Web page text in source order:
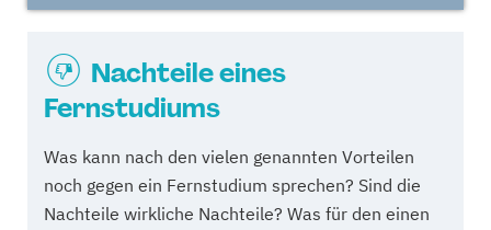
Nachteile eines
Fernstudiums
Was kann nach den vielen genannten Vorteilen
noch gegen ein Fernstudium sprechen? Sind die
Nachteile wirkliche Nachteile? Was für den einen